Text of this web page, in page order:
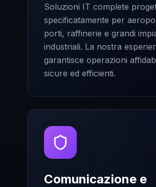
Soluzioni IT complete
specificatamente per
porti, raffinerie e grandi
industriali. La nostra
garantisce operazioni
sicure ed efficienti.
Comunicazione e